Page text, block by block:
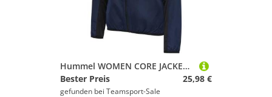
Hummel WOMEN CORE JACKET - BLACK IRIS - M
Bester Preis
25,98 €
gefunden bei Teamsport-Sale